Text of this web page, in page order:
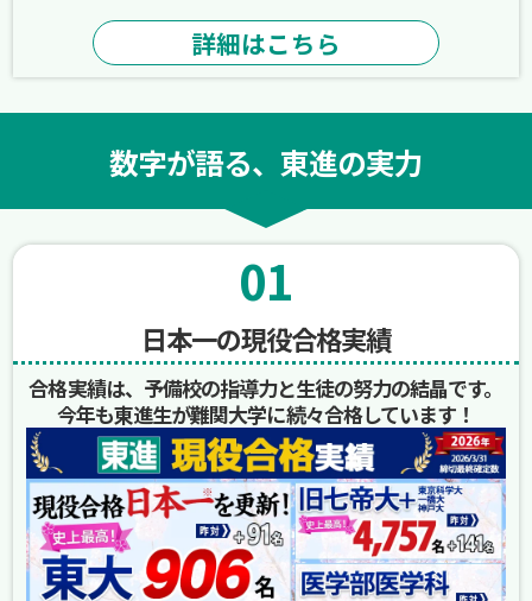
詳細はこちら
数字が語る、東進の実力
01
日本一の現役合格実績
合格実績は、予備校の指導力と生徒の努力の結晶です。
今年も東進生が難関大学に続々合格しています！